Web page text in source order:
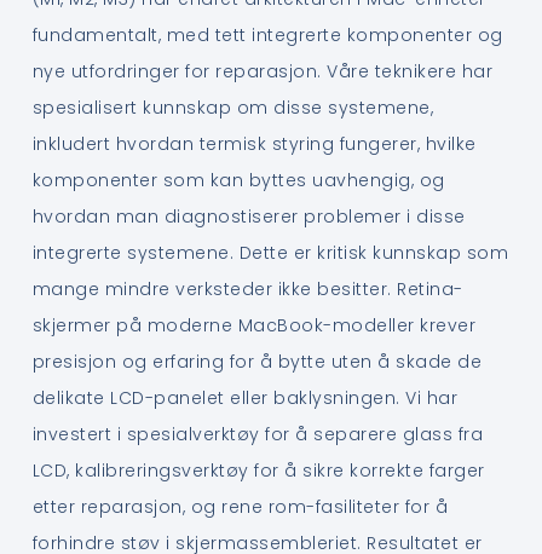
fundamentalt, med tett integrerte komponenter og
nye utfordringer for reparasjon. Våre teknikere har
spesialisert kunnskap om disse systemene,
inkludert hvordan termisk styring fungerer, hvilke
komponenter som kan byttes uavhengig, og
hvordan man diagnostiserer problemer i disse
integrerte systemene. Dette er kritisk kunnskap som
mange mindre verksteder ikke besitter. Retina-
skjermer på moderne MacBook-modeller krever
presisjon og erfaring for å bytte uten å skade de
delikate LCD-panelet eller baklysningen. Vi har
investert i spesialverktøy for å separere glass fra
LCD, kalibreringsverktøy for å sikre korrekte farger
etter reparasjon, og rene rom-fasiliteter for å
forhindre støv i skjermassembleriet. Resultatet er